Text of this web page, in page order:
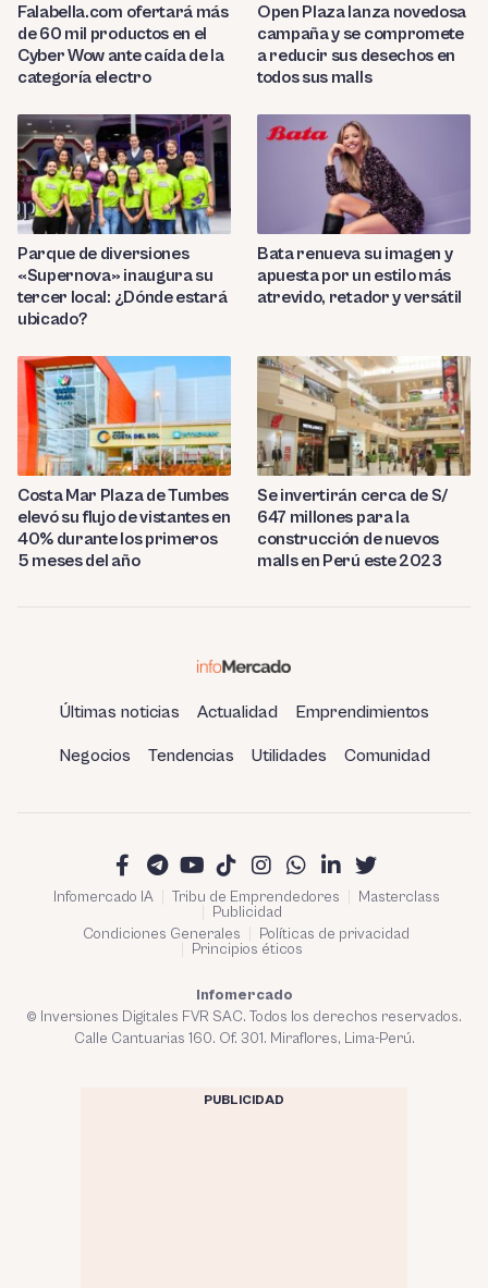
Falabella.com ofertará más
de 60 mil productos en el
Cyber Wow ante caída de la
categoría electro
Open Plaza lanza novedosa
campaña y se compromete
a reducir sus desechos en
todos sus malls
Parque de diversiones
«Supernova» inaugura su
tercer local: ¿Dónde estará
ubicado?
Bata renueva su imagen y
apuesta por un estilo más
atrevido, retador y versátil
Costa Mar Plaza de Tumbes
elevó su flujo de vistantes en
40% durante los primeros
5 meses del año
Se invertirán cerca de S/
647 millones para la
construcción de nuevos
malls en Perú este 2023
Últimas noticias Actualidad Emprendimientos
Negocios Tendencias Utilidades Comunidad
Infomercado IA Tribu de Emprendedores
Masterclass
Publicidad
Condiciones Generales
Políticas de privacidad
Principios éticos
Infomercado
© Inversiones Digitales FVR SAC. Todos los derechos reservados.
Calle Cantuarias 160. Of. 301. Miraflores, Lima-Perú.
PUBLICIDAD